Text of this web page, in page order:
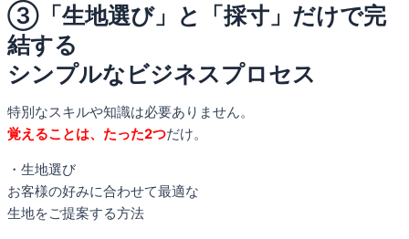
③「生地選び」と「採寸」だけで完
結する
シンプルなビジネスプロセス
特別なスキルや知識は必要ありません。
覚えることは、たった2つだけ。
・生地選び
お客様の好みに合わせて最適な
生地をご提案する方法